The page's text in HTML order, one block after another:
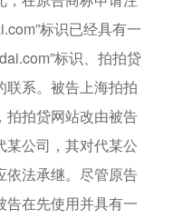
标识已经具有一
标识、拍拍贷
联系。被告上海拍拍
拍拍贷网站改由被告
某公司，其对代某公
依法承继。尽管原告
告在先使用并具有一